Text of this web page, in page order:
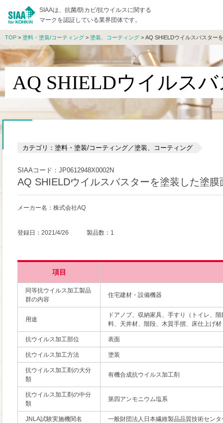
SIAAは、抗菌/防カビ/抗ウイルスに関する
マークを認証している業界団体です。
TOP > 塗料・塗装/コーティング > 塗装、コーティング > AQ SHIELDウイルスバスター
AQ SHIELDウイルス
カテゴリ：塗料・塗装/コーティング／塗装、コーティング
SIAAコード：JP0612948X0002N
AQ SHIELDウイルスバスターを塗装した塗膜
メーカー名：株式会社AQ
登録日：2021/4/26 製品数：1
項目
同等抗ウイルス加工製品
群の内容
住宅建材・設備機器
用途
ドアノブ、収納家具、手すり（トイレ、
料、天井材、階段、木質手摺、床仕上げ材
抗ウイルス加工部位 表面
抗ウイルス加工方法 塗装
抗ウイルス加工剤の大分
類
有機合成抗ウイルス加工剤
抗ウイルス加工剤の中分
類
第四アンモニウム塩系
JNLA試験実施機関名 一般財団法人日本繊維製品品質技術センタ